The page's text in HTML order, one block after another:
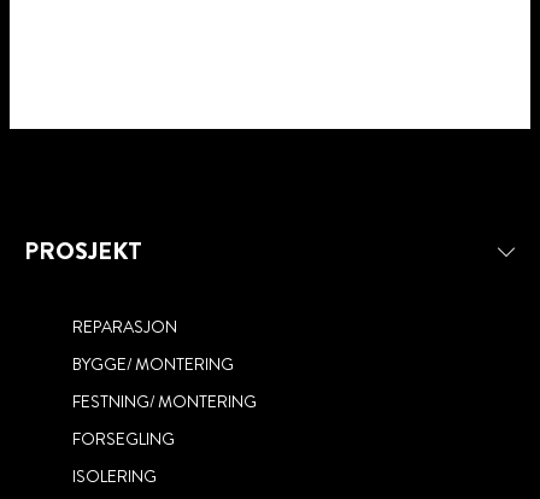
PROSJEKT
REPARASJON
BYGGE/ MONTERING
FESTNING/ MONTERING
FORSEGLING
ISOLERING